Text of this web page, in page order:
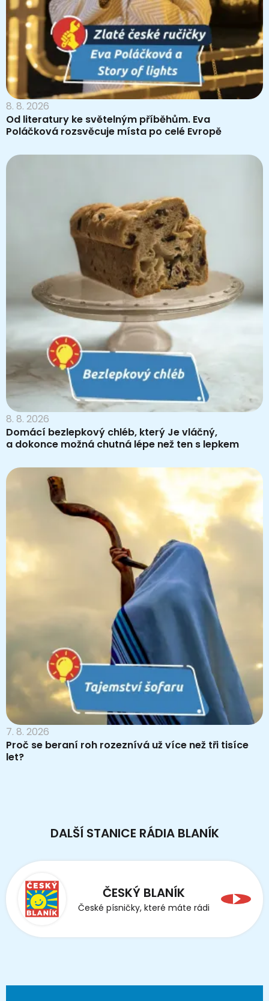
8. 8. 2026
Od literatury ke světelným příběhům. Eva
Poláčková rozsvěcuje místa po celé Evropě
8. 8. 2026
Domácí bezlepkový chléb, který Je vláčný,
a dokonce možná chutná lépe než ten s lepkem
7. 8. 2026
Proč se beraní roh rozeznívá už více než tři tisíce
let?
DALŠÍ STANICE RÁDIA BLANÍK
ČESKÝ BLANÍK
České písničky, které máte rádi